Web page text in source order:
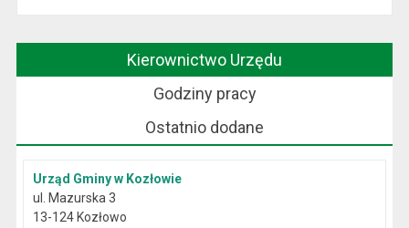
Kierownictwo Urzędu
Godziny pracy
Ostatnio dodane
Urząd Gminy w Kozłowie
ul. Mazurska 3
13-124 Kozłowo